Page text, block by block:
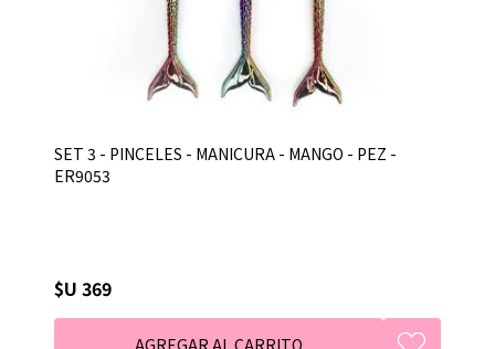
SET 3 - PINCELES - MANICURA - MANGO - PEZ -
ER9053
$U 369